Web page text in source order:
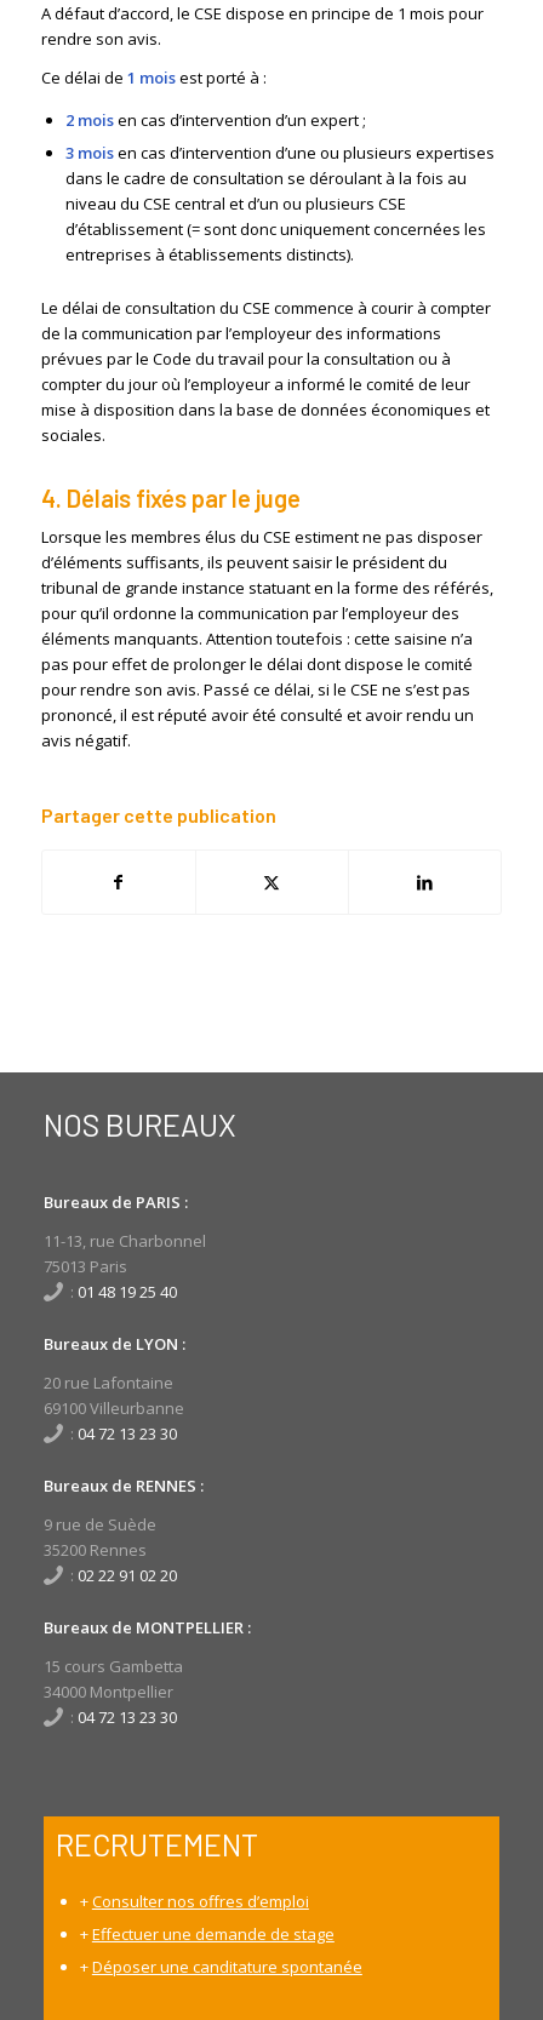
A défaut d’accord, le CSE dispose en principe de 1 mois pour
rendre son avis.
Ce délai de 1 moisest porté à :
2 moisen cas d’intervention d’un expert ;
3 moisen cas d’intervention d’une ou plusieurs expertises
dans le cadre de consultation se déroulant à la fois au
niveau du CSE central et d’un ou plusieurs CSE
d’établissement (= sont donc uniquement concernées les
entreprises à établissements distincts).
Le délai de consultation du CSE commence à courir à compter
de la communication par l’employeur des informations
prévues par le Code du travail pour la consultation ou à
compter du jour où l’employeur a informé le comité de leur
mise à disposition dans la base de données économiques et
sociales.
4. Délais fixés par le juge
Lorsque les membres élus du CSE estiment ne pas disposer
d’éléments suffisants, ils peuvent saisir le président du
tribunal de grande instance statuant en la forme des référés,
pour qu’il ordonne la communication par l’employeur des
éléments manquants. Attention toutefois : cette saisine n’a
pas pour effet de prolonger le délai dont dispose le comité
pour rendre son avis. Passé ce délai, si le CSE ne s’est pas
prononcé, il est réputé avoir été consulté et avoir rendu un
avis négatif.
Partager cette publication
NOS BUREAUX
Bureaux de PARIS :
11-13, rue Charbonnel
75013 Paris
: 01 48 19 25 40
Bureaux de LYON :
20 rue Lafontaine
69100 Villeurbanne
: 04 72 13 23 30
Bureaux de RENNES :
9 rue de Suède
35200 Rennes
: 02 22 91 02 20
Bureaux de MONTPELLIER :
15 cours Gambetta
34000 Montpellier
: 04 72 13 23 30
RECRUTEMENT
+Consulter nos offres d’emploi
+Effectuer une demande de stage
+Déposer une canditature spontanée